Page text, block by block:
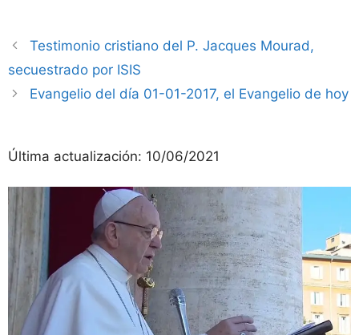
Testimonio cristiano del P. Jacques Mourad,
secuestrado por ISIS
Evangelio del día 01-01-2017, el Evangelio de hoy
Última actualización: 10/06/2021